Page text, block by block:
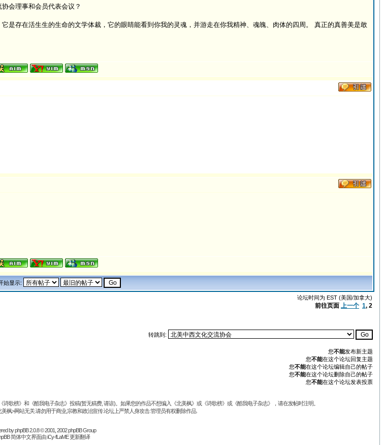
会理事和会员代表会议？
是存在活生生的生命的文学体裁，它的眼睛能看到你我的灵魂，并游走在你我精神、魂魄、肉体的四周。 真正的真善美是敢
始显示:
论坛时间为 EST (美国/加拿大)
前往页面 上一个 1, 2
转跳到:
您不能发布新主题
您不能在这个论坛回复主题
您不能在这个论坛编辑自己的帖子
您不能在这个论坛删除自己的帖子
您不能在这个论坛发表投票
歌榜》和《酷我电子杂志》投稿(暂无稿费, 请谅)。如果您的作品不想编入《北美枫》或《诗歌榜》或《酷我电子杂志》，请在发帖时注明。
枫>网站无关.请勿用于商业,宗教和政治宣传.论坛上严禁人身攻击.管理员有权删除作品.
byphpBB2.0.8 © 2001, 2002 phpBB Group
简体中文界面由 iCy-fLaME 更新翻译